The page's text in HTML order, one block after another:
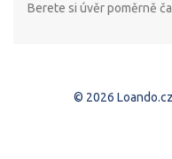
Berete si úvěr poměrně
© 2026